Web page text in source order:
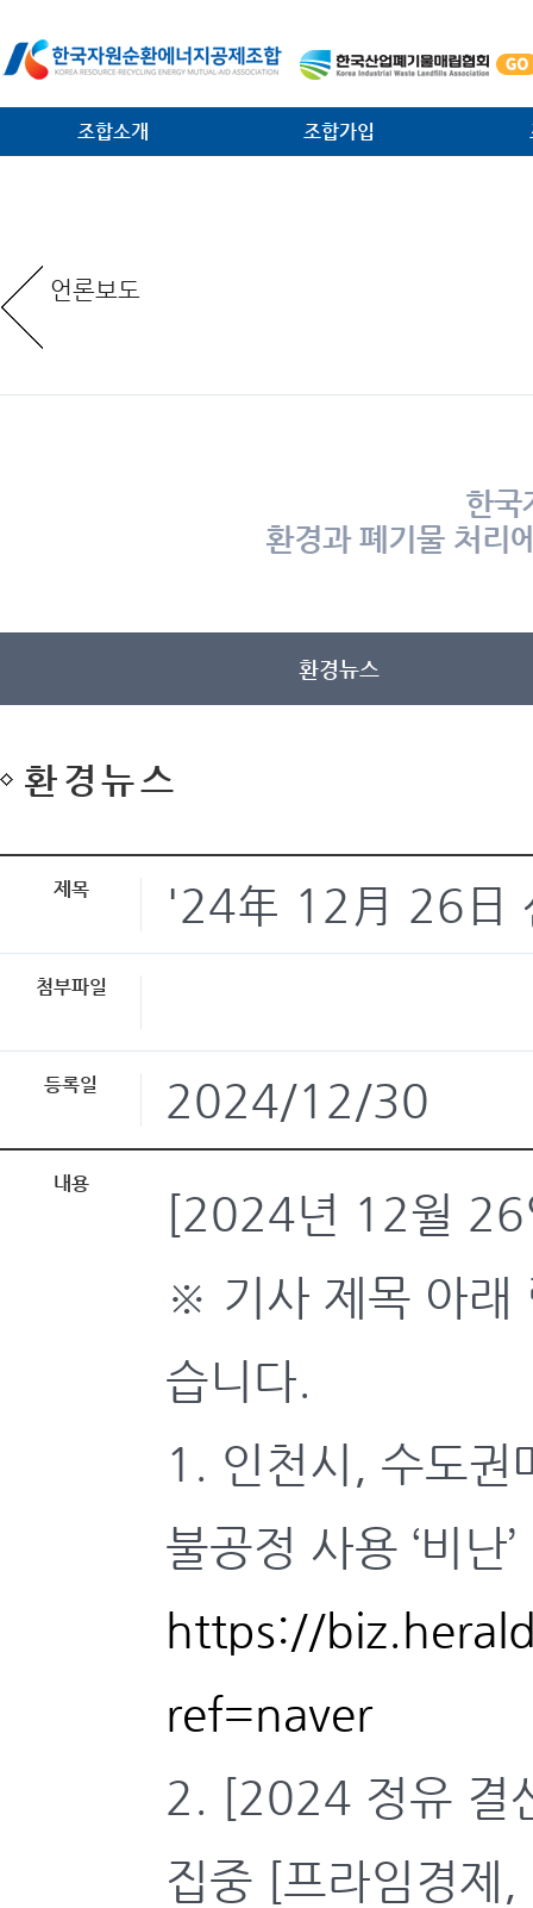
조합소개
임원현황
역대 회장 · 이사장
조합가입
언론보도
한국
환경과 폐기물 처리
환경뉴스
환경뉴스
제목 '24年 12月 26日
첨부파일
등록일 2024/12/30
내용
[2024년 12월 26
※ 기사 제목 아래
습니다.
1. 인천시, 수도권
불공정 사용 ‘비
https://
ref=naver
2. [2024 정유 결
집중 [프라임경